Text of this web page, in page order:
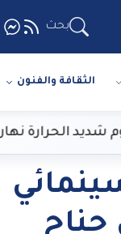
بحث
الثقافة والفنون
نهارا
جناح